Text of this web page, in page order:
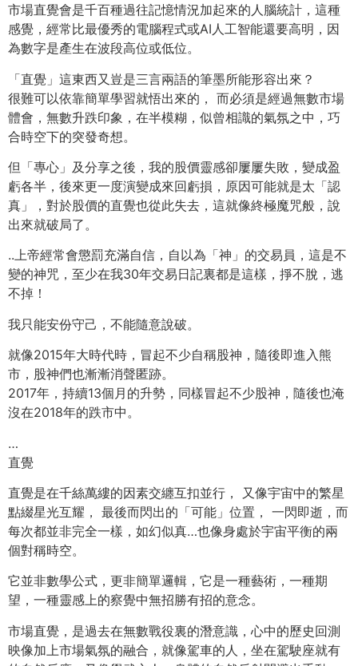
市場直覺會是千百種過往記憶情況加起來的人腦統計，這種
感覺，經常比最優秀的電腦程式或AI人工智能還要高明，因
為數字是產生在波段高位或低位。
「直覺」這東西又豈是三言兩語的筆墨所能形容出來？
很難可以依靠簡單學習就悟出來的， 而必須是經過無數市場
體會，無數升跌印象，在半模糊，似曾相識的氣氛之中，巧
合時空下的突發奇想。
但「專心」及分享之後，我的股價靈感卻屢屢失敗，變成盈
虧各半，後來更一度演變成來回虧損，原因可能就是太「認
真」，對於股價的直覺也從此失去，這就像終極魔咒般，說
出來就破局了。
..上帝經常會懲罰充滿自信，自以為「神」的交易員，這是不
變的神咒，至少在我30年交易日記裏都是這樣，掙不脫，逃
不掉！
我只能安份守己，不能隨意說破。
就像2015年大時代時，冒起不少自稱股神，隨後即進入熊
市，股神們也漸漸消聲匿跡。
2017年，持續13個月的升勢，同樣冒起不少股神，隨後也淹
沒在2018年的跌市中。
…
直覺
直覺是在千絲萬縷的因素交纏互扣並行， 又像宇宙中的繁星
點綴星光互耀， 最後而閃出的「可能」位置， 一閃即逝，而
每次都並非完全一樣，如幻似真…也像身處於宇宙平衡的兩
個對稱時空。
它並非數學公式，更非簡單邏輯，它是一種藝術，一種期
望，一種靈感上的察覺中無招勝有招的意念。
市場直覺，是過去在無數戰役裏的潛意識，心中的歷史回測
映像加上市場氣氛的融合，就像駕車的人，坐在駕駛座就有